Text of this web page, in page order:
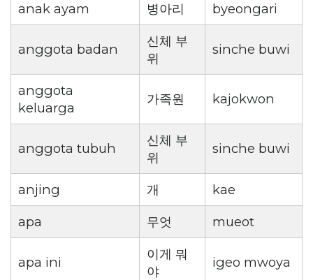
anak ayam
병아리 byeongari
anggota badan
신체 부
위
sinche buwi
anggota
keluarga
가족원 kajokwon
anggota tubuh
신체 부
위
sinche buwi
anjing 개
kae
apa
무엇 mueot
apa ini
이게 뭐
야
igeo mwoya